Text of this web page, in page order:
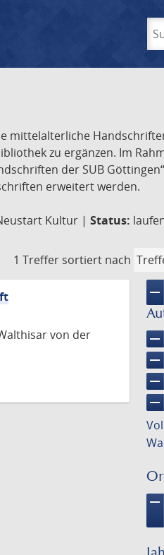
mittelalterliche
zu ergänzen. Im
der SUB
erweitert werden.
Kultur | Status:
1 Treffer sortiert nach
remove
remove
remove
remove
remove
remove
von der